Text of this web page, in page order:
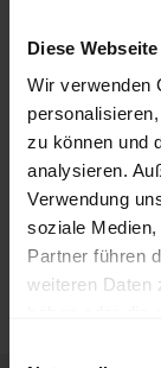
Diese
Wir verwenden
zu können und
analysieren.
Verwendung
soziale
Partner führen
weiteren Daten
September
2025
250 €
300 €
Die aktuelle
können Sie